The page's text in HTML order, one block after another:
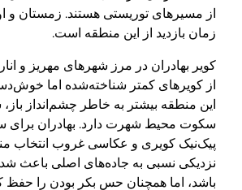
از مسیرهای توریستی هستند. زمستان و
زمان بازدید از این منطقه است.
کویر بهادران در مرز شهرهای مهریز و
از کویرهای کمتر شناخته‌شده اما
این منطقه بیشتر به خاطر چشم‌انداز
سکوت محیط شهرت دارد. بهادران برای
پیک‌نیک کویری و عکاسی غروب انتخاب
نزدیکی نسبی به جاده‌های اصلی باعث
باشد، اما همچنان حس بکر بودن را حفظ